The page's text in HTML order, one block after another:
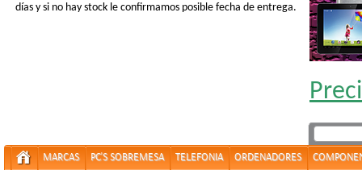
días y si no hay stock le confirmamos posible fecha de entrega.
MARCAS PC'S SOBREMESA TELEFONIA ORDENADORES